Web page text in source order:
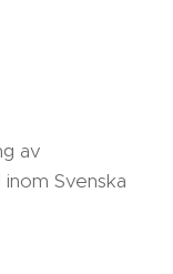
av
Svenska